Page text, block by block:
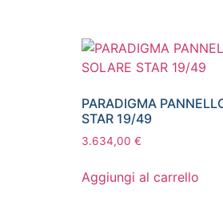
PARADIGMA
STAR 19/49
3.634,00 €
Aggiungi al carrello